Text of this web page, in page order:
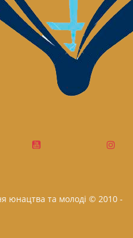
юнацтва та молоді © 2010 -